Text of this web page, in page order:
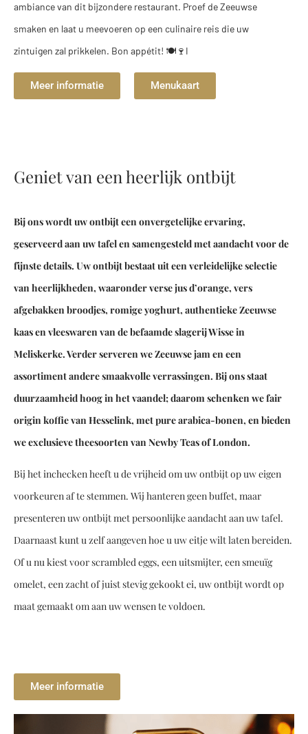
ambiance van dit bijzondere restaurant. Proef de Zeeuwse
smaken en laat u meevoeren op een culinaire reis die uw
zintuigen zal prikkelen. Bon appétit! 🍽️🍷I
Meer informatie Menukaart
Geniet van een heerlijk ontbijt
Bij ons wordt uw ontbijt een onvergetelijke ervaring,
geserveerd aan uw tafel en samengesteld met aandacht voor de
fijnste details. Uw ontbijt bestaat uit een verleidelijke selectie
van heerlijkheden, waaronder verse jus d’orange, vers
afgebakken broodjes, romige yoghurt, authentieke Zeeuwse
kaas en vleeswaren van de befaamde slagerij Wisse in
Meliskerke. Verder serveren we Zeeuwse jam en een
assortiment andere smaakvolle verrassingen. Bij ons staat
duurzaamheid hoog in het vaandel; daarom schenken we fair
origin koffie van Hesselink, met pure arabica-bonen, en bieden
we exclusieve theesoorten van Newby Teas of London.
Bij het inchecken heeft u de vrijheid om uw ontbijt op uw eigen
voorkeuren af te stemmen. Wij hanteren geen buffet, maar
presenteren uw ontbijt met persoonlijke aandacht aan uw tafel.
Daarnaast kunt u zelf aangeven hoe u uw eitje wilt laten bereiden.
Of u nu kiest voor scrambled eggs, een uitsmijter, een smeuïg
omelet, een zacht of juist stevig gekookt ei, uw ontbijt wordt op
maat gemaakt om aan uw wensen te voldoen.
Meer informatie